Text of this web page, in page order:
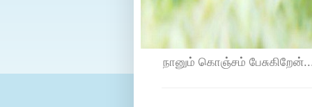
நானும் கொஞ்சம்